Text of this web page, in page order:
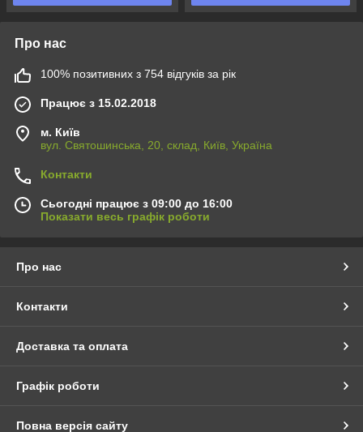
Про нас
100% позитивних з 754 відгуків за рік
Працює з 15.02.2018
м. Київ
вул. Святошинська, 20, склад, Київ, Україна
Контакти
Сьогодні працює з 09:00 до 16:00
Показати весь графік роботи
Про нас
Контакти
Доставка та оплата
Графік роботи
Повна версія сайту